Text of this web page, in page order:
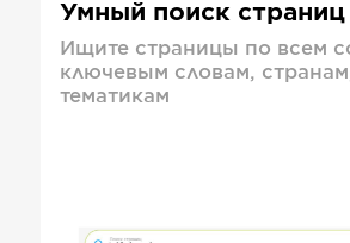
Умный поиск страниц
Ищите страницы по всем
ключевым словам,
тематикам